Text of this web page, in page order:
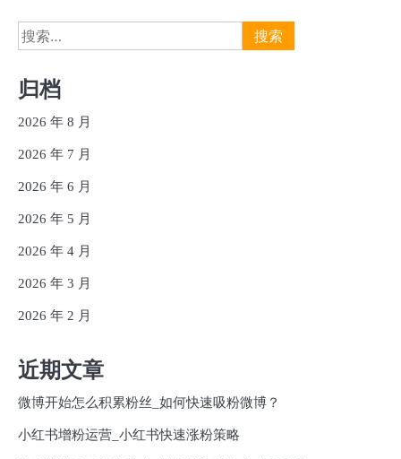
搜
索：
归档
2026 年 8 月
2026 年 7 月
2026 年 6 月
2026 年 5 月
2026 年 4 月
2026 年 3 月
2026 年 2 月
近期文章
微博开始怎么积累粉丝_如何快速吸粉微博？
小红书增粉运营_小红书快速涨粉策略